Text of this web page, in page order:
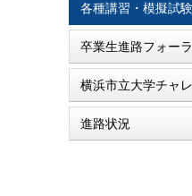
各種講習・模擬試験
卒業生進路フォー
横浜市立大学チャ
進路状況